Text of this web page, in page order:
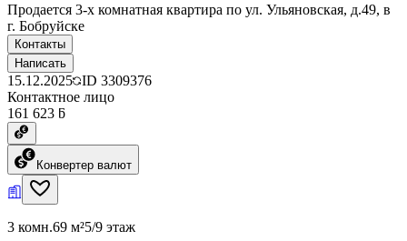
Продается 3-х комнатная квартира по ул. Ульяновская, д.49, в
г. Бобруйске
Контакты
Написать
15.12.2025 ID 3309376
Контактное лицо
161 623 ƃ
Конвертер валют
3 комн.69 м²5/9 этаж